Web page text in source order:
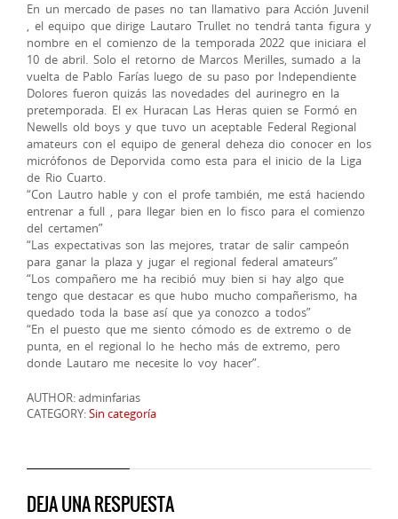
En un mercado de pases no tan llamativo para Acción Juvenil
, el equipo que dirige Lautaro Trullet no tendrá tanta figura y
nombre en el comienzo de la temporada 2022 que iniciara el
10 de abril. Solo el retorno de Marcos Merilles, sumado a la
vuelta de Pablo Farías luego de su paso por Independiente
Dolores fueron quizás las novedades del aurinegro en la
pretemporada. El ex Huracan Las Heras quien se Formó en
Newells old boys y que tuvo un aceptable Federal Regional
amateurs con el equipo de general deheza dio conocer en los
micrófonos de Deporvida como esta para el inicio de la Liga
de Rio Cuarto.
“Con Lautro hable y con el profe también, me está haciendo
entrenar a full , para llegar bien en lo fisco para el comienzo
del certamen”
“Las expectativas son las mejores, tratar de salir campeón
para ganar la plaza y jugar el regional federal amateurs”
“Los compañero me ha recibió muy bien si hay algo que
tengo que destacar es que hubo mucho compañerismo, ha
quedado toda la base así que ya conozco a todos”
“En el puesto que me siento cómodo es de extremo o de
punta, en el regional lo he hecho más de extremo, pero
donde Lautaro me necesite lo voy hacer”.
AUTHOR: adminfarias
CATEGORY:Sin categoría
DEJA UNA RESPUESTA